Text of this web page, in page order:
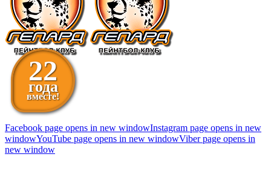
22
года
вместе!
Facebook page opens in new windowInstagram page opens in new
windowYouTube page opens in new windowViber page opens in
new window